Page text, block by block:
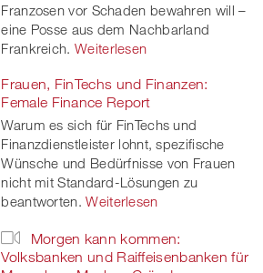
Franzosen vor Schaden bewahren will –
eine Posse aus dem Nachbarland
Frankreich. Weiterlesen
Frauen, FinTechs und Finanzen:
Female Finance Report
Warum es sich für FinTechs und
Finanzdienstleister lohnt, spezifische
Wünsche und Bedürfnisse von Frauen
nicht mit Standard-Lösungen zu
beantworten. Weiterlesen
Morgen kann kommen:
Volksbanken und Raiffeisenbanken für